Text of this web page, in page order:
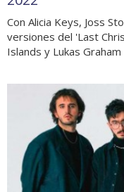
Con Alicia Keys, Joss
versiones del 'Last
Islands y Lukas Graham